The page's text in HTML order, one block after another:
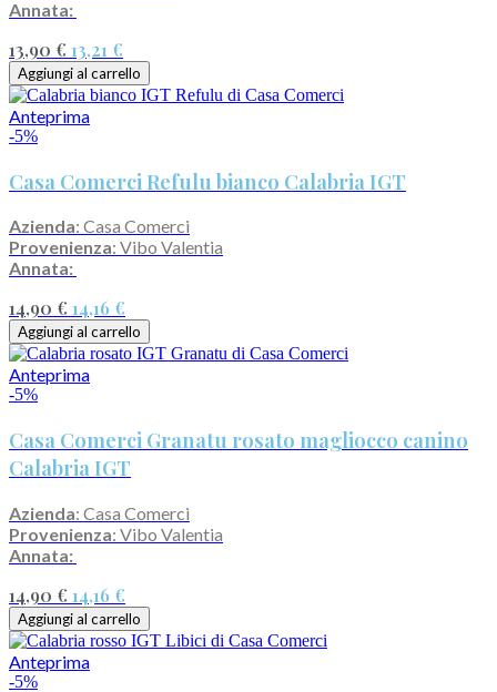
Annata:
13,90 € 13,21 €
Aggiungi al carrello
Anteprima
-5%
Casa Comerci Refulu bianco Calabria IGT
Azienda: Casa Comerci
Provenienza: Vibo Valentia
Annata:
14,90 € 14,16 €
Aggiungi al carrello
Anteprima
-5%
Casa Comerci Granatu rosato magliocco canino
Calabria IGT
Azienda: Casa Comerci
Provenienza: Vibo Valentia
Annata:
14,90 € 14,16 €
Aggiungi al carrello
Anteprima
-5%